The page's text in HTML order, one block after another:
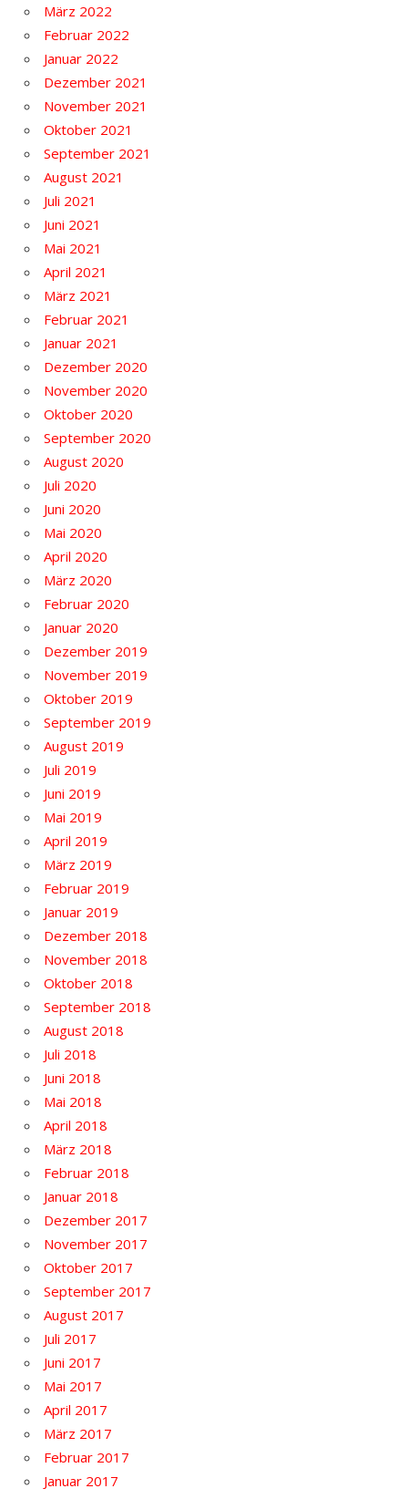
März 2022
Februar 2022
Januar 2022
Dezember 2021
November 2021
Oktober 2021
September 2021
August 2021
Juli 2021
Juni 2021
Mai 2021
April 2021
März 2021
Februar 2021
Januar 2021
Dezember 2020
November 2020
Oktober 2020
September 2020
August 2020
Juli 2020
Juni 2020
Mai 2020
April 2020
März 2020
Februar 2020
Januar 2020
Dezember 2019
November 2019
Oktober 2019
September 2019
August 2019
Juli 2019
Juni 2019
Mai 2019
April 2019
März 2019
Februar 2019
Januar 2019
Dezember 2018
November 2018
Oktober 2018
September 2018
August 2018
Juli 2018
Juni 2018
Mai 2018
April 2018
März 2018
Februar 2018
Januar 2018
Dezember 2017
November 2017
Oktober 2017
September 2017
August 2017
Juli 2017
Juni 2017
Mai 2017
April 2017
März 2017
Februar 2017
Januar 2017